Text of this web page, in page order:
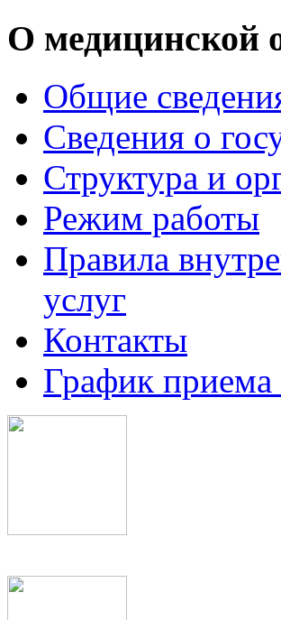
О медицинской
Общие
Сведения о
Структура и
Режим работы
Правила
услуг
Контакты
График приема